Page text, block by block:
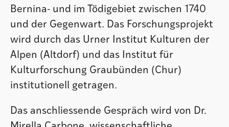
Bernina- und im Tödigebiet zwischen 1740
und der Gegenwart. Das Forschungsprojekt
wird durch das Urner Institut Kulturen der
Alpen (Altdorf) und das Institut für
Kulturforschung Graubünden (Chur)
institutionell getragen.
Das anschliessende Gespräch wird von Dr.